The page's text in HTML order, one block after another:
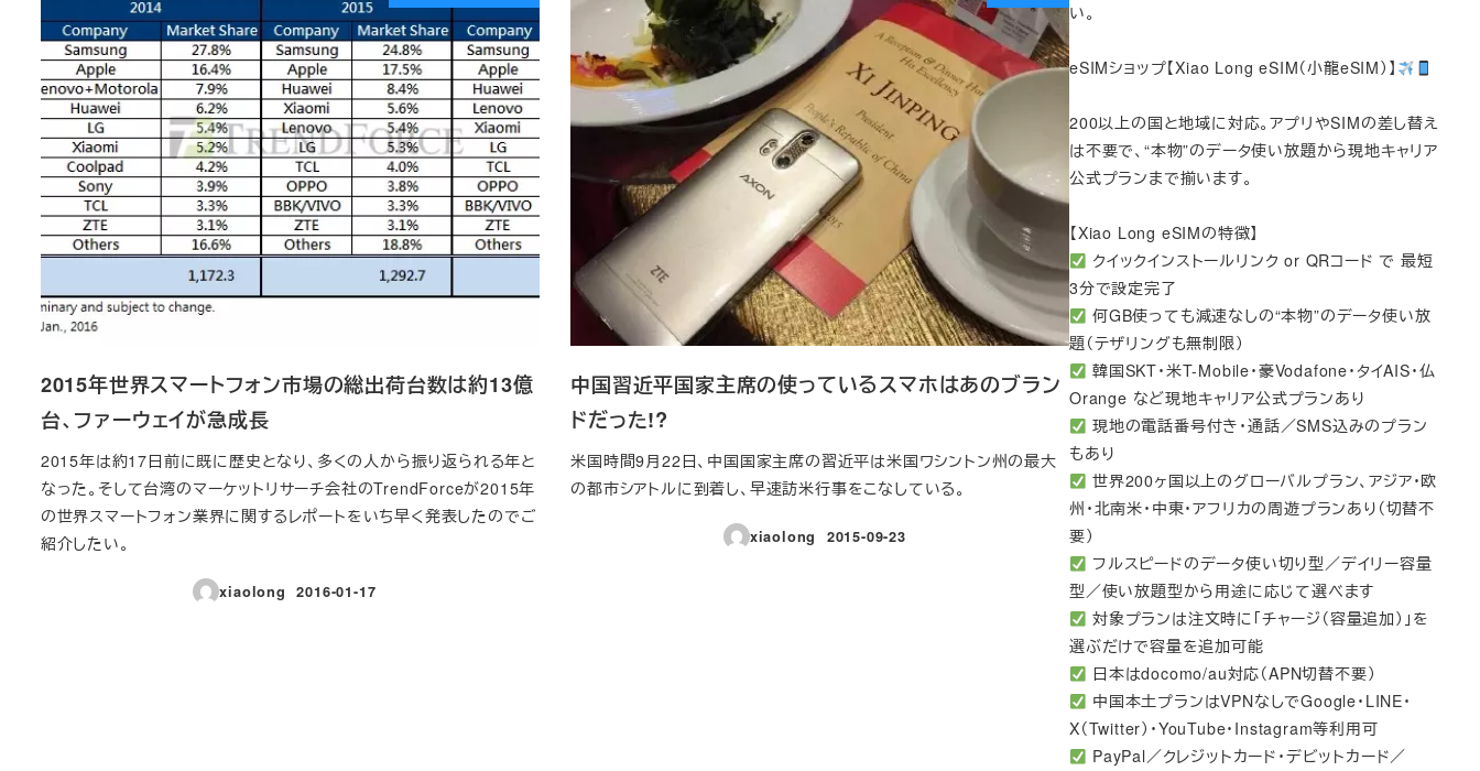
2015年世界スマートフォン市場の総出荷台数は約13億
台、ファーウェイが急成長
2015年は約17日前に既に歴史となり、多くの人から振り返られる年と
なった。そして台湾のマーケットリサーチ会社のTrendForceが2015年
の世界スマートフォン業界に関するレポートをいち早く発表したのでご
紹介したい。
xiaolong
投稿日
2016-01-17
中国習近平国家主席の使っているスマホはあのブラン
ドだった!?
米国時間9月22日、中国国家主席の習近平は米国ワシントン州の最大
の都市シアトルに到着し、早速訪米行事をこなしている。
xiaolong
投稿日
2015-09-23
い。
eSIMショップ【Xiao Long eSIM（小龍eSIM）】
200以上の国と地域に対応。アプリやSIMの差し替え
は不要で、“本物”のデータ使い放題から現地キャリア
公式プランまで揃います。
【Xiao Long eSIMの特徴】
クイックインストールリンク or QRコード で 最短
3分で設定完了
何GB使っても減速なしの“本物”のデータ使い放
題（テザリングも無制限）
韓国SKT・米T-Mobile・豪Vodafone・タイAIS・仏
Orange など現地キャリア公式プランあり
現地の電話番号付き・通話／SMS込みのプラン
もあり
世界200ヶ国以上のグローバルプラン、アジア・欧
州・北南米・中東・アフリカの周遊プランあり（切替不
要）
フルスピードのデータ使い切り型／デイリー容量
型／使い放題型から用途に応じて選べます
対象プランは注文時に「チャージ（容量追加）」を
選ぶだけで容量を追加可能
日本はdocomo/au対応（APN切替不要）
中国本土プランはVPNなしでGoogle・LINE・
X（Twitter）・YouTube・Instagram等利用可
PayPal／クレジットカード・デビットカード／